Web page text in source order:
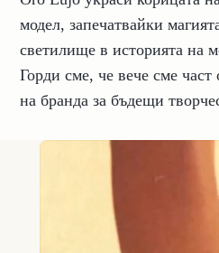
модел, запечатвайки
светилище в историята на
Горди сме, че вече сме част
на бранда за бъдещи